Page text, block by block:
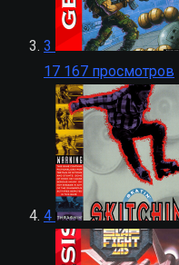
3
17 167 просмотров
4